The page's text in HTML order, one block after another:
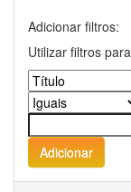
Adicionar filtros:
Utilizar filtros